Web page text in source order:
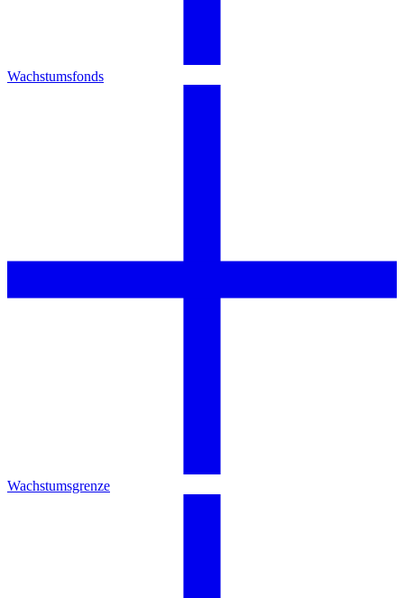
Wachstumsfonds
Wachstumsgrenze